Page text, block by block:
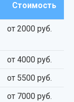
Стоимость
от 2000 руб.
от 4000 руб.
от 5500 руб.
от 7000 руб.